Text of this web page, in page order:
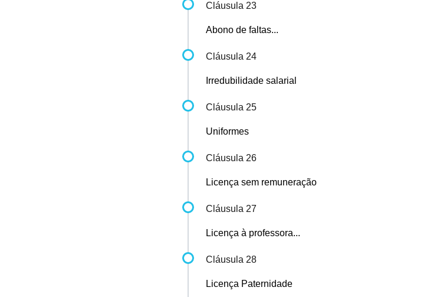
Cláusula 23
Abono de faltas...
Cláusula 24
Irredubilidade salarial
Cláusula 25
Uniformes
Cláusula 26
Licença sem remuneração
Cláusula 27
Licença à professora...
Cláusula 28
Licença Paternidade